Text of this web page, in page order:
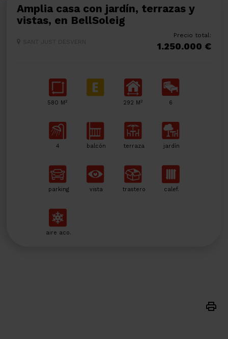
Amplia casa con jardín, terrazas y
vistas, en BellSoleig
SANT JUST DESVERN
Precio total:
1.250.000 €
580 M 2 292 M 2 6
4 balcón terraza jardín
parking vista trastero calef.
aire aco.